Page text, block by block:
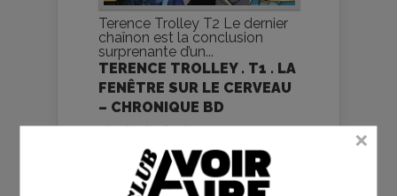
Terence Trolley T2 Le dernier
chaînon est la conclusion
surprenante d’un...
TERENCE TROLLEY . T1 . LA
FENÊTRE SUR LE CERVEAU
– CHRONIQUE BD